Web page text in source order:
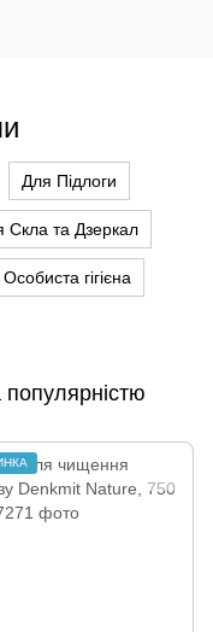
Для Підлоги
Скла та Дзеркал
Особиста гігієна
популярністю